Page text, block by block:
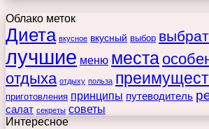
Облако меток
Диета вкусное вкусный выбор
лучшие меню места
отдыха отдыху польза
приготовления принципы путеводитель
салат секреты советы
Интересное